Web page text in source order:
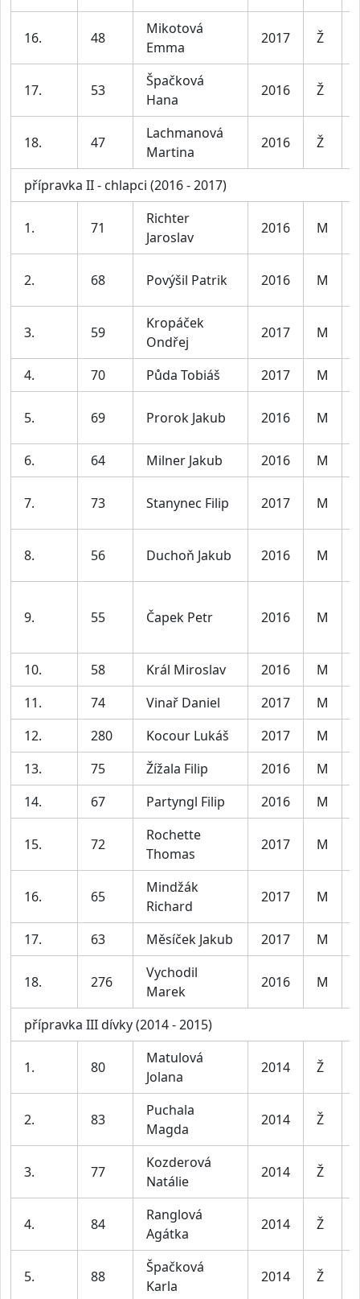
16. 48
Mikotová
Emma
2017 Ž
17. 53
Špačková
Hana
2016 Ž
18. 47
Lachmanová
Martina
2016 Ž
přípravka II - chlapci (2016 - 2017)
1. 71
Richter
Jaroslav
2016 M
2. 68 Povýšil Patrik 2016 M
3. 59
Kropáček
Ondřej
2017 M
4. 70 Půda Tobiáš 2017 M
5. 69 Prorok Jakub 2016 M
6. 64 Milner Jakub 2016 M
7. 73 Stanynec Filip 2017 M
8. 56 Duchoň Jakub 2016 M
9. 55 Čapek Petr 2016 M
10. 58 Král Miroslav 2016 M
11.
74 Vinař Daniel 2017 M
12.
280 Kocour Lukáš 2017 M
13.
75 Žížala Filip 2016 M
14.
67 Partyngl Filip 2016 M
15. 72
Rochette
Thomas
2017 M
16. 65
Mindžák
Richard
2017 M
17. 63 Měsíček Jakub 2017 M
18. 276
Vychodil
Marek
2016 M
přípravka III dívky (2014 - 2015)
1. 80
Matulová
Jolana
2014 Ž
2. 83
Puchala
Magda
2014 Ž
3. 77
Kozderová
Natálie
2014 Ž
4. 84
Ranglová
Agátka
2014 Ž
5. 88
Špačková
Karla
2014 Ž